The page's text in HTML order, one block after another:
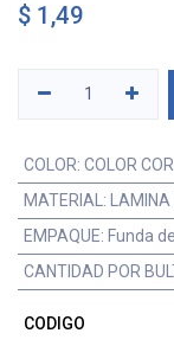
$ 1,49
COLOR: COLOR
MATERIAL :
EMPAQUE: Funda
CANTIDAD POR
CODIGO